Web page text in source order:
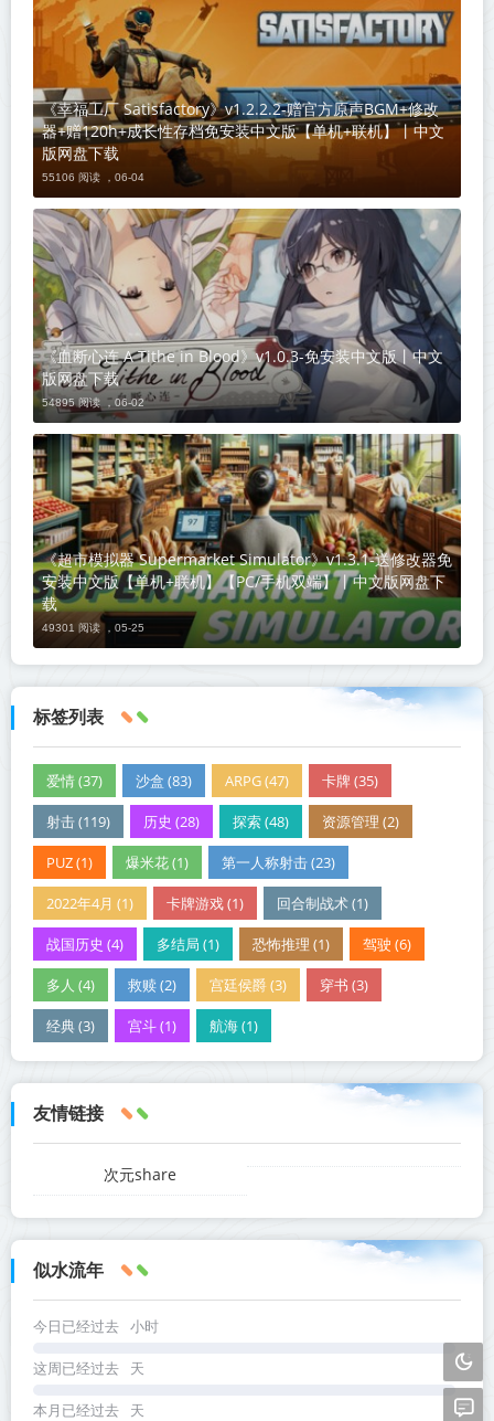
《幸福工厂 Satisfactory》v1.2.2.2-赠官方原声BGM+修改
器+赠120h+成长性存档免安装中文版【单机+联机】丨中文
版网盘下载
55106 阅读 ， 06-04
《血断心连 A Tithe in Blood》v1.0.3-免安装中文版丨中文
版网盘下载
54895 阅读 ， 06-02
《超市模拟器 Supermarket Simulator》v1.3.1-送修改器免
安装中文版【单机+联机】【PC/手机双端】丨中文版网盘下
载
49301 阅读 ， 05-25
标签列表
爱情 (37) 沙盒 (83) ARPG (47) 卡牌 (35)
射击 (119) 历史 (28) 探索 (48) 资源管理 (2)
PUZ (1) 爆米花 (1) 第一人称射击 (23)
2022年4月 (1) 卡牌游戏 (1) 回合制战术 (1)
战国历史 (4) 多结局 (1) 恐怖推理 (1) 驾驶 (6)
多人 (4) 救赎 (2) 宫廷侯爵 (3) 穿书 (3)
经典 (3) 宫斗 (1) 航海 (1)
友情链接
次元share
似水流年
今日已经过去 小时
这周已经过去 天
本月已经过去 天